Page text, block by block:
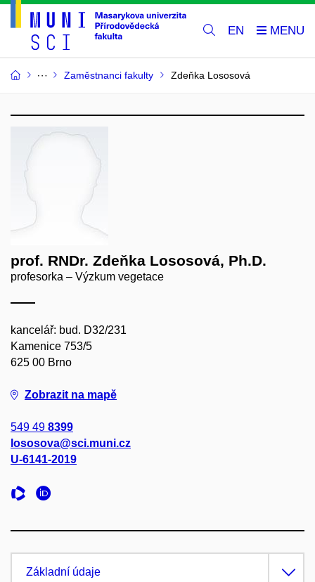
EN
Zaměstnanci fakulty Zdeňka Lososová
prof. RNDr. Zdeňka Lososová, Ph.D.
profesorka – Výzkum vegetace
kancelář: bud. D32/231
Kamenice 753/5
625 00 Brno
Zobrazit na mapě
549 49 8399
lososova@sci.muni.cz
U-6141-2019
Základní údaje